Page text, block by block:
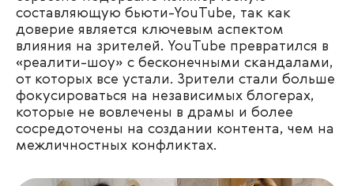
составляющую бьюти-YouTube, так как
доверие является ключевым аспектом
влияния на зрителей. YouTube превратился в
«реалити-шоу» с бесконечными скандалами,
от которых все устали. Зрители стали больше
фокусироваться на независимых блогерах,
которые не вовлечены в драмы и более
сосредоточены на создании контента, чем на
межличностных конфликтах.